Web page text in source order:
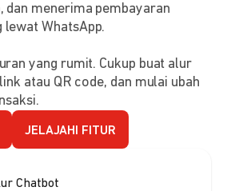
dan menerima pembayaran
lewat WhatsApp.
yang rumit. Cukup buat alur
atau QR code, dan mulai ubah
JELAJAHI FITUR
Chatbot